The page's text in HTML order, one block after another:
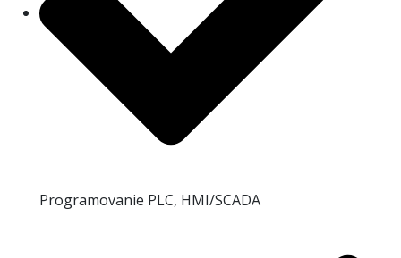
Programovanie PLC, HMI/SCADA